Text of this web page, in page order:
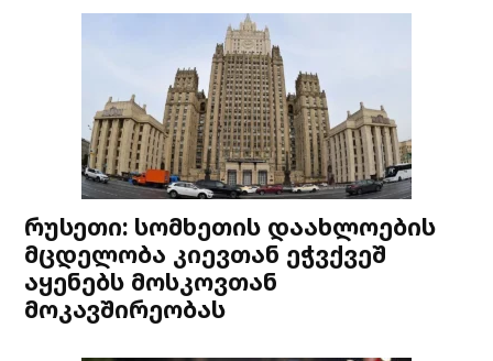
რუსეთი: სომხეთის დაახლოების
მცდელობა კიევთან ეჭვქვეშ
აყენებს მოსკოვთან
მოკავშირეობას